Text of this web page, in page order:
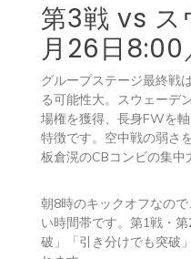
第3戦 vs ス
月26日8:00
グループステージ最終戦
る可能性大。スウェーデ
場権を獲得、長身FWを
特徴です。空中戦の弱さ
板倉滉のCBコンビの集中
朝8時のキックオフなの
い時間帯です。第1戦・
破」「引き分けでも突破